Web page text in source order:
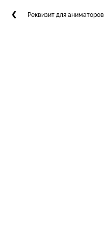
Реквизит для аниматоров